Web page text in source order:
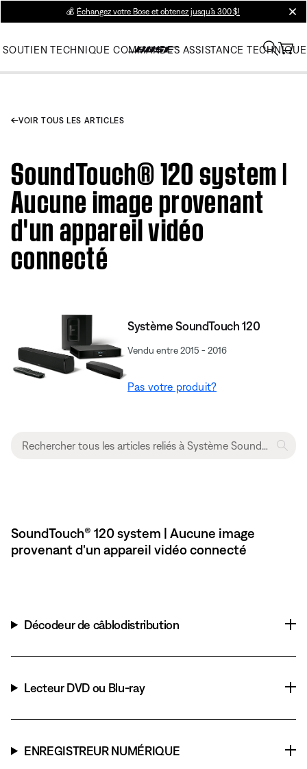
💰 Échangez votre Bose et obtenez jusqu’à 300 $!
SOUTIEN TECHNIQUE COMMANDES ASSISTANCE TECHNIQUE
VOIR TOUS LES ARTICLES
SoundTouch® 120 system |
Aucune image provenant
d'un appareil vidéo
connecté
Système SoundTouch 120
Vendu entre 2015 - 2016
Pas votre produit?
SoundTouch® 120 system | Aucune image
provenant d'un appareil vidéo connecté
Décodeur de câblodistribution
Lecteur DVD ou Blu-ray
ENREGISTREUR NUMÉRIQUE